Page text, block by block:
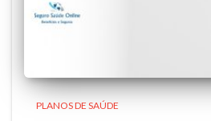
PLANOS DE SAÚDE